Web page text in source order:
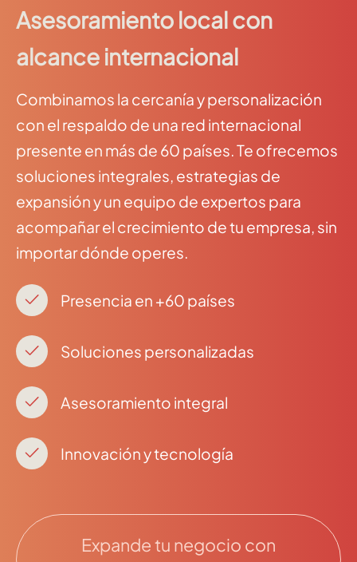
Asesoramiento local con
alcance internacional
Combinamos la cercanía y personalización
con el respaldo de una red internacional
presente en más de 60 países. Te ofrecemos
soluciones integrales, estrategias de
expansión y un equipo de expertos para
acompañar el crecimiento de tu empresa, sin
importar dónde operes.
Presencia en +60 países
Soluciones personalizadas
Asesoramiento integral
Innovación y tecnología
Expande tu negocio con